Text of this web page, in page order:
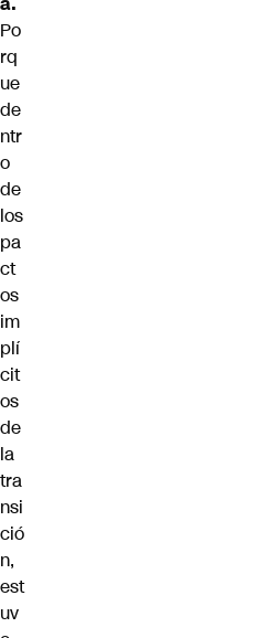
Po
rq
ue
de
ntr
o
de
los
pa
ct
os
im
plí
cit
os
de
la
tra
nsi
ció
n,
est
uv